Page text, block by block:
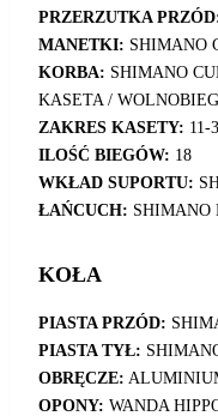
PRZERZUTKA
MANETKI: SHIMANO
KORBA: SHIMANO
KASETA /
ZAKRES KASETY: 11-
ILOŚĆ BIEGÓW: 18
WKŁAD SUPORTU:
ŁAŃCUCH: SHIMANO
KOŁA
PIASTA PRZÓD:
PIASTA TYŁ:
OBRĘCZE:
OPONY: WANDA